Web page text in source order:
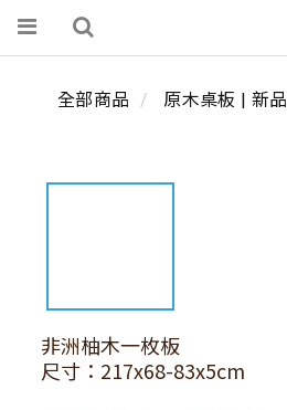
全部商品 原木桌板 | 新品
非洲柚木一枚板
尺寸：217x68-83x5cm